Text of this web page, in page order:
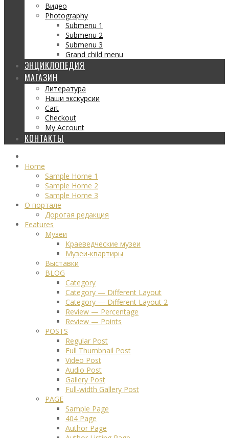
Видео
Photography
Submenu 1
Submenu 2
Submenu 3
Grand child menu
ЭНЦИКЛОПЕДИЯ
МАГАЗИН
Литература
Наши экскурсии
Cart
Checkout
My Account
КОНТАКТЫ
Home
Sample Home 1
Sample Home 2
Sample Home 3
О портале
Дорогая редакция
Features
Музеи
Краеведческие музеи
Музеи-квартиры
Выставки
BLOG
Category
Category — Different Layout
Category — Different Layout 2
Review — Percentage
Review — Points
POSTS
Regular Post
Full Thumbnail Post
Video Post
Audio Post
Gallery Post
Full-width Gallery Post
PAGE
Sample Page
404 Page
Author Page